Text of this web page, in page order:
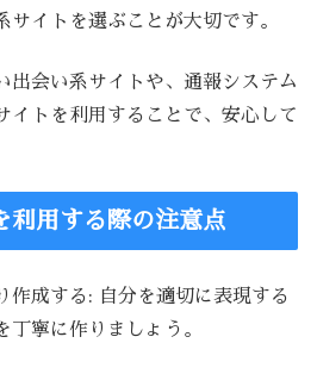
サイトを選ぶことが大切です。
出会い系サイトや、通報システム
イトを利用することで、安心して
利用する際の注意点
作成する: 自分を適切に表現する
丁寧に作りましょう。